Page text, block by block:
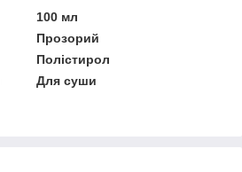
100 мл
Прозорий
Полістирол
Для суши